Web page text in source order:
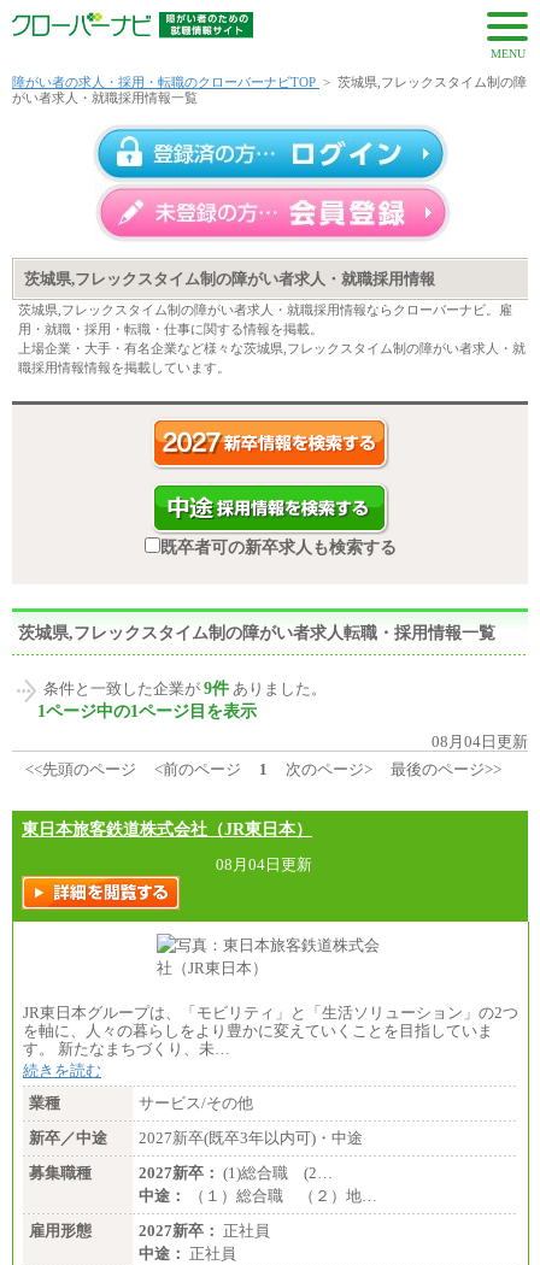
MENU
障がい者の求人・採用・転職のクローバーナビTOP > 茨城県,フレックスタイム制の障
がい者求人・就職採用情報一覧
茨城県,フレックスタイム制の障がい者求人・就職採用情報
茨城県,フレックスタイム制の障がい者求人・就職採用情報ならクローバーナビ。雇
用・就職・採用・転職・仕事に関する情報を掲載。
上場企業・大手・有名企業など様々な茨城県,フレックスタイム制の障がい者求人・就
職採用情報情報を掲載しています。
既卒者可の新卒求人も検索する
茨城県,フレックスタイム制の障がい者求人転職・採用情報一覧
条件と一致した企業が 9件 ありました。
1ページ中の1ページ目を表示
08月04日更新
<<先頭のページ
<前のページ 1 次のページ> 最後のページ>>
東日本旅客鉄道株式会社（JR東日本）
08月04日更新
JR東日本グループは、「モビリティ」と「生活ソリューション」の2つ
を軸に、人々の暮らしをより豊かに変えていくことを目指していま
す。 新たなまちづくり、未…
続きを読む
業種
サービス/その他
新卒／中途
2027新卒(既卒3年以内可)・中途
募集職種
2027新卒： (1)総合職 (2…
中途：
（１）総合職 （２）地…
雇用形態
2027新卒： 正社員
中途： 正社員